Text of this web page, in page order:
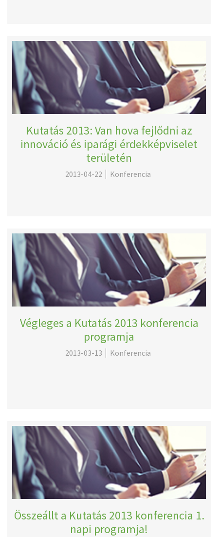
Kutatás 2013: Van hova fejlődni az
innováció és iparági érdekképviselet
területén
2013-04-22 Konferencia
Végleges a Kutatás 2013 konferencia
programja
2013-03-13 Konferencia
Összeállt a Kutatás 2013 konferencia 1.
napi programja!